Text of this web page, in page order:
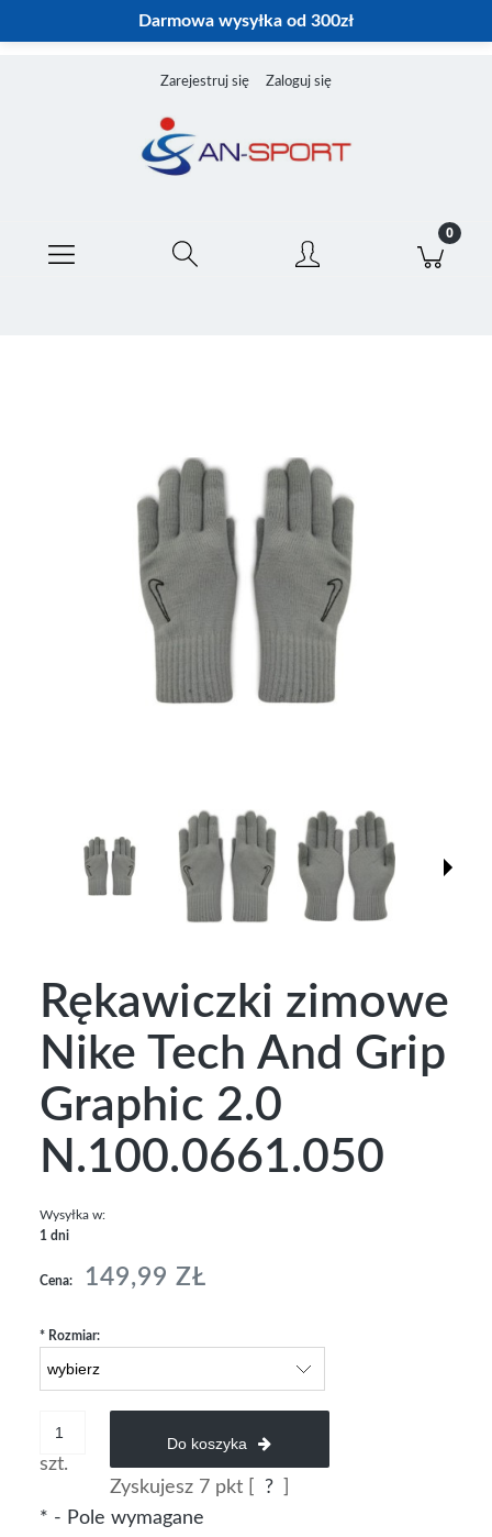
Darmowa wysyłka od 300zł
Zarejestruj się Zaloguj się
Rękawiczki zimowe
Nike Tech And Grip
Graphic 2.0
N.100.0661.050
Wysyłka w:
1 dni
Cena: 149,99 ZŁ
* Rozmiar:
szt.
Do koszyka
Zyskujesz 7pkt [ ?
* - Pole wymagane